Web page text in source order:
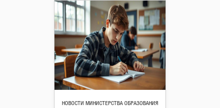
НОВОСТИ МИНИСТЕРСТВА ОБРАЗОВАНИЯ